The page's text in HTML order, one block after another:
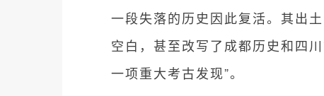
一段失落的历史因此复活。其出
空白，甚至改写了成都历史和四
一项重大考古发现”。